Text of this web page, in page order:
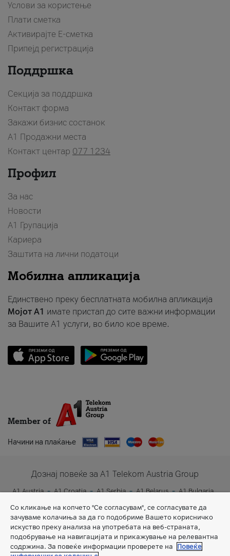
Услови за користење
Плати сметка
Активирајте Е-сметка
Припејд регистрација
Поддршка
Секција за поддршка
Контакт форма
Закажи бизнис состанок
A1 Продажни места
Контакт центар 077 1234
Профил
За нас
Новости
А1 Групација
Кариера
Заштита на лични податоци
Мобилна апликација
Единствено преку бесплатната мобилна апликација
Мојот A1 имате пристап до сите важни информации
за Вашите A1 услуги, во било кое време.
Member of
Начини на плаќање
Дознај повеќе за A1 Telekom Austria Group
A1 Austria A1 Croatia A1 Serbia A1 Belarus
A1 Bulgaria
Со кликање на копчето "Се согласувам", се согласувате да
зачуваме колачиња за да го подобриме Вашето корисничко
искуство преку анализа на употребата на веб-страната,
подобрување на навигацијата и прикажување на релевантна
содржина. За повеќе информации проверете на
Повеќе